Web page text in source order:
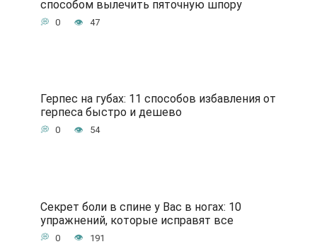
способом вылечить пяточную шпору
0 47
Герпес на губах: 11 способов избавления от
герпеса быстро и дешево
0 54
Секрет боли в спине у Вас в ногах: 10
упражнений, которые исправят все
0 191